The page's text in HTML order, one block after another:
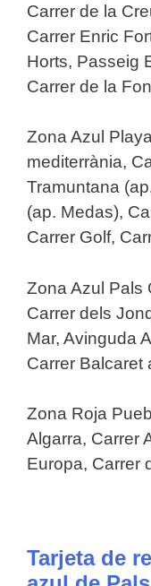
Carrer de la
Carrer Enric
Horts, Passeig
Carrer de la
Zona Azul
mediterrània,
Tramuntana
(ap. Medas),
Carrer Golf,
Zona Azul Pals
Carrer dels
Mar, Avinguda
Carrer Balcaret
Zona Roja
Algarra, Carrer
Europa, Carrer
Tarjeta de